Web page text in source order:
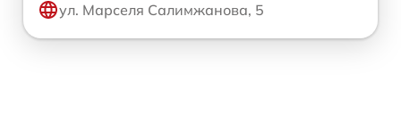
ул. Марселя Салимжанова, 5